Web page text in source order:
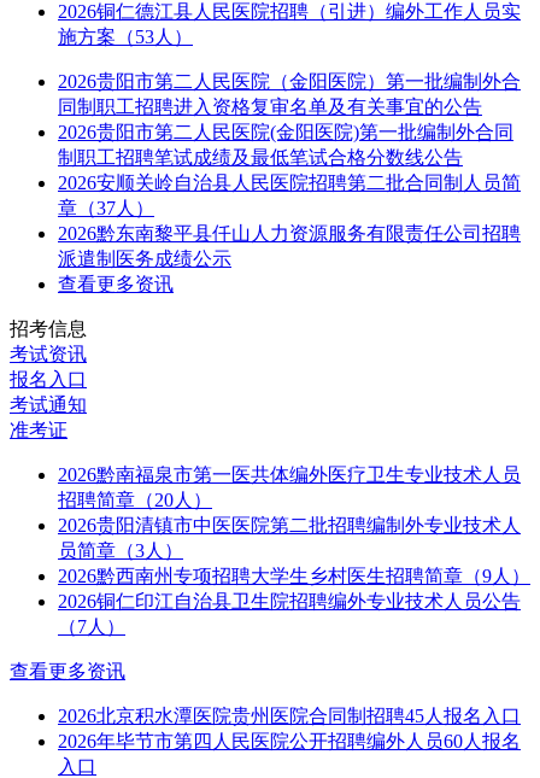
2026铜仁德江县人民医院招聘（引进）编外工作人员实
施方案（53人）
2026贵阳市第二人民医院（金阳医院）第一批编制外合
同制职工招聘进入资格复审名单及有关事宜的公告
2026贵阳市第二人民医院(金阳医院)第一批编制外合同
制职工招聘笔试成绩及最低笔试合格分数线公告
2026安顺关岭自治县人民医院招聘第二批合同制人员简
章（37人）
2026黔东南黎平县仟山人力资源服务有限责任公司招聘
派遣制医务成绩公示
查看更多资讯
招考信息
考试资讯
报名入口
考试通知
准考证
2026黔南福泉市第一医共体编外医疗卫生专业技术人员
招聘简章（20人）
2026贵阳清镇市中医医院第二批招聘编制外专业技术人
员简章（3人）
2026黔西南州专项招聘大学生乡村医生招聘简章（9人）
2026铜仁印江自治县卫生院招聘编外专业技术人员公告
（7人）
查看更多资讯
2026北京积水潭医院贵州医院合同制招聘45人报名入口
2026年毕节市第四人民医院公开招聘编外人员60人报名
入口